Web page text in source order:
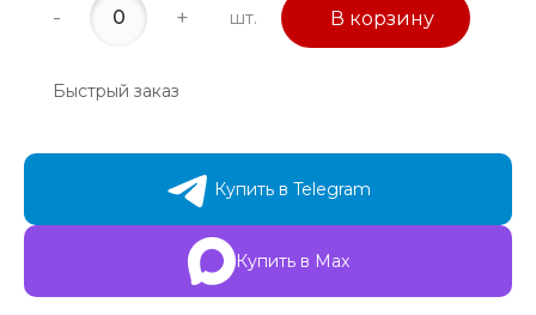
- + шт. В корзину
Быстрый заказ
Купить в Telegram
Купить в Max